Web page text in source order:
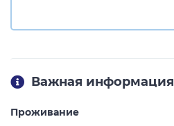
Важная информация
Проживание